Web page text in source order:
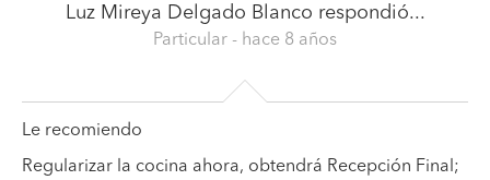
Luz Mireya Delgado Blanco respondió...
Particular - hace 8 años
Le recomiendo
Regularizar la cocina ahora, obtendrá Recepción Final;